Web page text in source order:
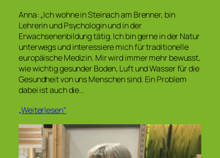
Anna: „Ich wohne in Steinach am Brenner, bin
Lehrerin und Psychologin und in der
Erwachsenenbildung tätig. Ich bin gerne in der Natur
unterwegs und interessiere mich für traditionelle
europäische Medizin. Mir wird immer mehr bewusst,
wie wichtig gesunder Boden, Luft und Wasser für die
Gesundheit von uns Menschen sind. Ein Problem
dabei ist auch die…
„Weiterlesen“